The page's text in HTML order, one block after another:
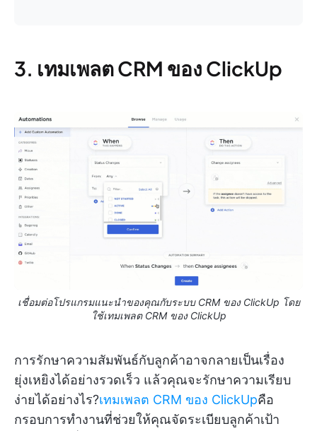
3. เทมเพลต CRM ของ ClickUp
เชื่อมต่อโปรแกรมแนะนำของคุณกับระบบ CRM ของ ClickUp โดย
ใช้เทมเพลต CRM ของ ClickUp
การรักษาความสัมพันธ์กับลูกค้าอาจกลายเป็นเรื่อง
ยุ่งเหยิงได้อย่างรวดเร็ว แล้วคุณจะรักษาความเรียบ
ง่ายได้อย่างไร?เทมเพลต CRM ของ ClickUpคือ
กรอบการทำงานที่ช่วยให้คุณจัดระเบียบลูกค้าเป้า